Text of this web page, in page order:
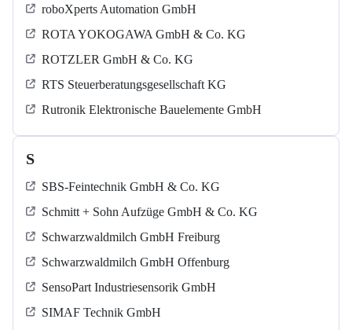
roboXperts Automation GmbH
ROTA YOKOGAWA GmbH & Co. KG
ROTZLER GmbH & Co. KG
RTS Steuerberatungsgesellschaft KG
Rutronik Elektronische Bauelemente GmbH
S
SBS-Feintechnik GmbH & Co. KG
Schmitt + Sohn Aufzüge GmbH & Co. KG
Schwarzwaldmilch GmbH Freiburg
Schwarzwaldmilch GmbH Offenburg
SensoPart Industriesensorik GmbH
SIMAF Technik GmbH